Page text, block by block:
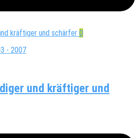
0
- 2007
und kräftiger und